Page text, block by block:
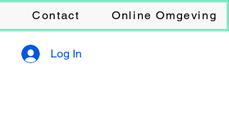
Contact Online Omgeving
Log In